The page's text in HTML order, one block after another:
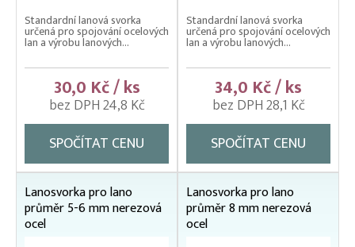
Standardní lanová svorka
určená pro spojování ocelových
lan a výrobu lanových...
30,0 Kč / ks
bez DPH 24,8 Kč
SPOČÍTAT CENU
Standardní lanová svorka
určená pro spojování ocelových
lan a výrobu lanových...
34,0 Kč / ks
bez DPH 28,1 Kč
SPOČÍTAT CENU
Lanosvorka pro lano
průměr 5-6 mm nerezová
ocel
Lanosvorka pro lano
průměr 8 mm nerezová
ocel